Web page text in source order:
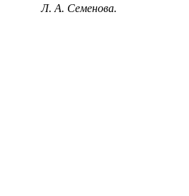
Л. А. Семенова.